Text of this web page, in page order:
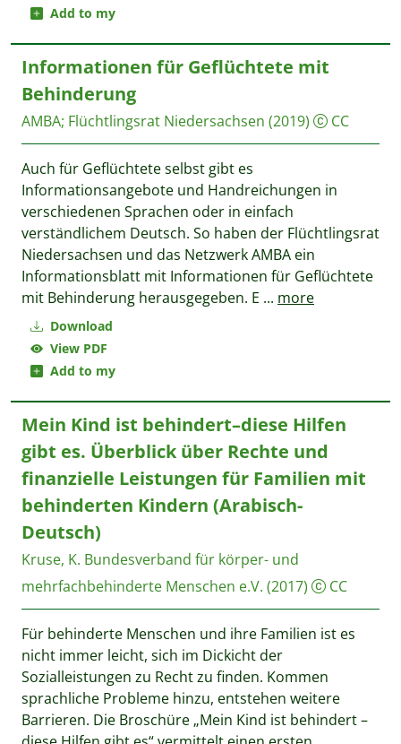
Add to my
Download
View PDF
Add to my
Informationen für Geflüchtete mit
Behinderung
AMBA; Flüchtlingsrat Niedersachsen (2019) CC
Auch für Geflüchtete selbst gibt es
Informationsangebote und Handreichungen in
verschiedenen Sprachen oder in einfach
verständlichem Deutsch. So haben der Flüchtlingsrat
Niedersachsen und das Netzwerk AMBA ein
Informationsblatt mit Informationen für Geflüchtete
mit Behinderung herausgegeben. E ... more
Mein Kind ist behindert–diese Hilfen
gibt es. Überblick über Rechte und
finanzielle Leistungen für Familien mit
behinderten Kindern (Arabisch-
Deutsch)
Kruse, K. Bundesverband für körper- und
mehrfachbehinderte Menschen e.V. (2017) CC
Für behinderte Menschen und ihre Familien ist es
nicht immer leicht, sich im Dickicht der
Sozialleistungen zu Recht zu finden. Kommen
sprachliche Probleme hinzu, entstehen weitere
Barrieren. Die Broschüre „Mein Kind ist behindert –